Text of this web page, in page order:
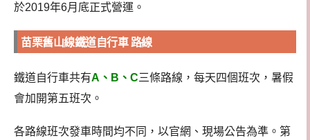
於2019年6月底正式營運。
苗栗舊山線鐵道自行車 路線
鐵道自行車共有A、B、C三條路線，每天四個班次，暑假
會加開第五班次。
各路線班次發車時間均不同，以官網、現場公告為準。第